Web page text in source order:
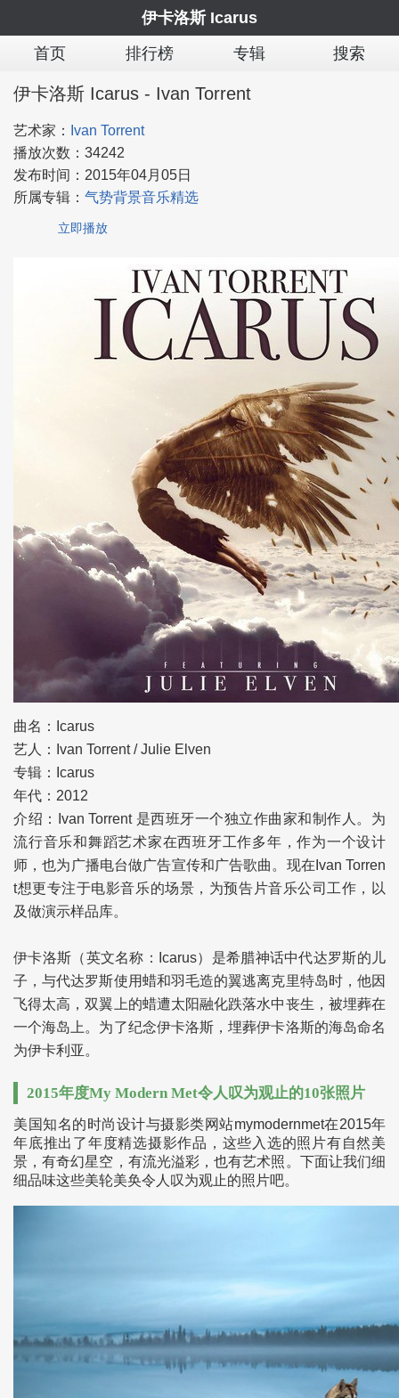
伊卡洛斯 Icarus
首页
排行榜 专辑 搜索
伊卡洛斯 Icarus - Ivan Torrent
艺术家：
Ivan Torrent
播放次数： 34242
发布时间： 2015年04月05日
所属专辑： 气势背景音乐精选
立即播放
曲名：Icarus
艺人：Ivan Torrent / Julie Elven
专辑：Icarus
年代：2012
介绍：Ivan Torrent 是西班牙一个独立作曲家和制作人。为
流行音乐和舞蹈艺术家在西班牙工作多年，作为一个设计
师，也为广播电台做广告宣传和广告歌曲。现在Ivan Torren
t想更专注于电影音乐的场景，为预告片音乐公司工作，以
及做演示样品库。
伊卡洛斯（英文名称：Icarus）是希腊神话中代达罗斯的儿
子，与代达罗斯使用蜡和羽毛造的翼逃离克里特岛时，他因
飞得太高，双翼上的蜡遭太阳融化跌落水中丧生，被埋葬在
一个海岛上。为了纪念伊卡洛斯，埋葬伊卡洛斯的海岛命名
为伊卡利亚。
2015年度My Modern Met令人叹为观止的10张照片
美国知名的时尚设计与摄影类网站mymodernmet在2015年
年底推出了年度精选摄影作品，这些入选的照片有自然美
景，有奇幻星空，有流光溢彩，也有艺术照。下面让我们细
细品味这些美轮美奂令人叹为观止的照片吧。